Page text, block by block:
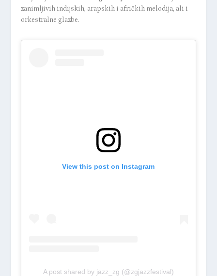
zanimljivih indijskih, arapskih i afričkih melodija, ali i
orkestralne glazbe.
View this post on Instagram
A post shared by jazz_zg (@zgjazzfestival)